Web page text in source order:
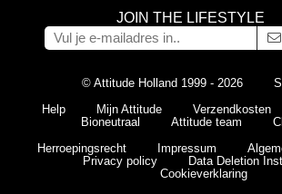
JOIN THE LIFESTYLE
© Attitude Holland 1999 - 2026
Help
Mijn Attitude Verzendkosten
Bioneutraal
Attitude team
Herroepingsrecht
Impressum
Privacy policy
Data Deletion
Cookieverklaring